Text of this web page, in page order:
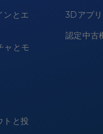
ンとエ
ャとモ
トと投
3Dアプ
認定中古